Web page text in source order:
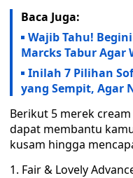
Baca Juga:
Wajib Tahu!
Marcks Tabur Agar
Inilah 7 Pilihan
yang Sempit, Agar
Berikut 5 merek
dapat membantu
kusam hingga
1. Fair & Lovely